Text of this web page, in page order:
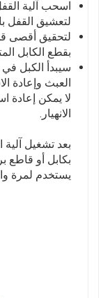
اسحب آلية
لتعشيق القفل
لتحقيق أقصى
بقطع الكابل
سيبدأ الكبل في
العبث وإعادة
لا يمكن إعادة
الانهيار.
بعد تشغيل آلية
بكابل أو قاطع
يستخدم لمرة